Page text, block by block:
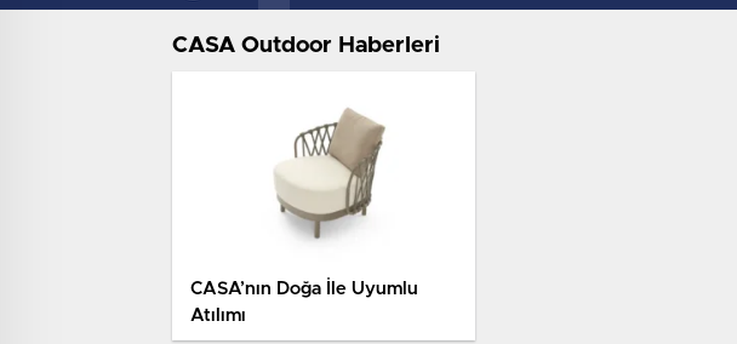
CASA Outdoor Haberleri
CASA’nın Doğa İle Uyumlu
Atılımı